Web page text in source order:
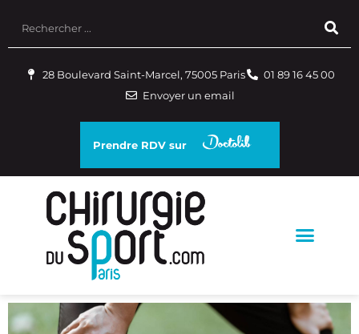
28 Boulevard Saint-Marcel, 75005 Paris
01 89 16 45 00
Envoyer un email
Prendre RDV sur